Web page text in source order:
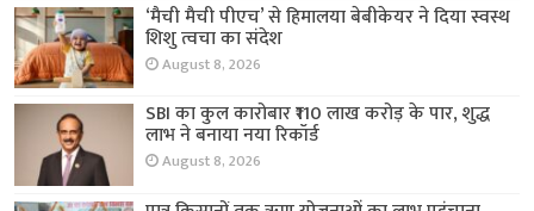
‘मैची मैची पीएच’ से हिमालया बेबीकेयर ने दिया स्वस्थ
शिशु त्वचा का संदेश
August 8, 2026
SBI का कुल कारोबार ₹110 लाख करोड़ के पार, शुद्ध
लाभ ने बनाया नया रिकॉर्ड
August 8, 2026